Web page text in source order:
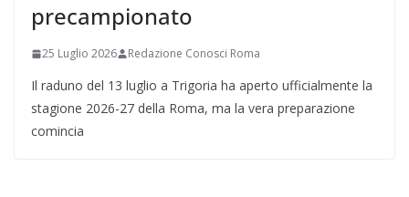
precampionato
25 Luglio 2026 Redazione Conosci Roma
Il raduno del 13 luglio a Trigoria ha aperto ufficialmente la
stagione 2026-27 della Roma, ma la vera preparazione
comincia